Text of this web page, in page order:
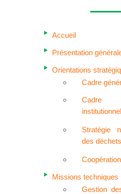
Accueil
Présentation
Orientations
Cadre
Cadre
institutionnel
Stratégie
des déchets
Missions techniques
Gestion